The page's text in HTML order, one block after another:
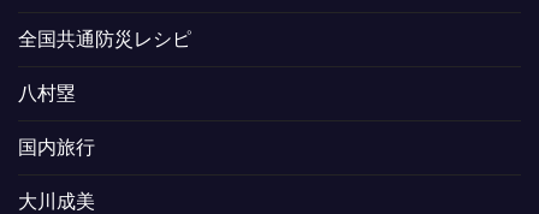
全国共通防災レシピ
八村塁
国内旅行
大川成美